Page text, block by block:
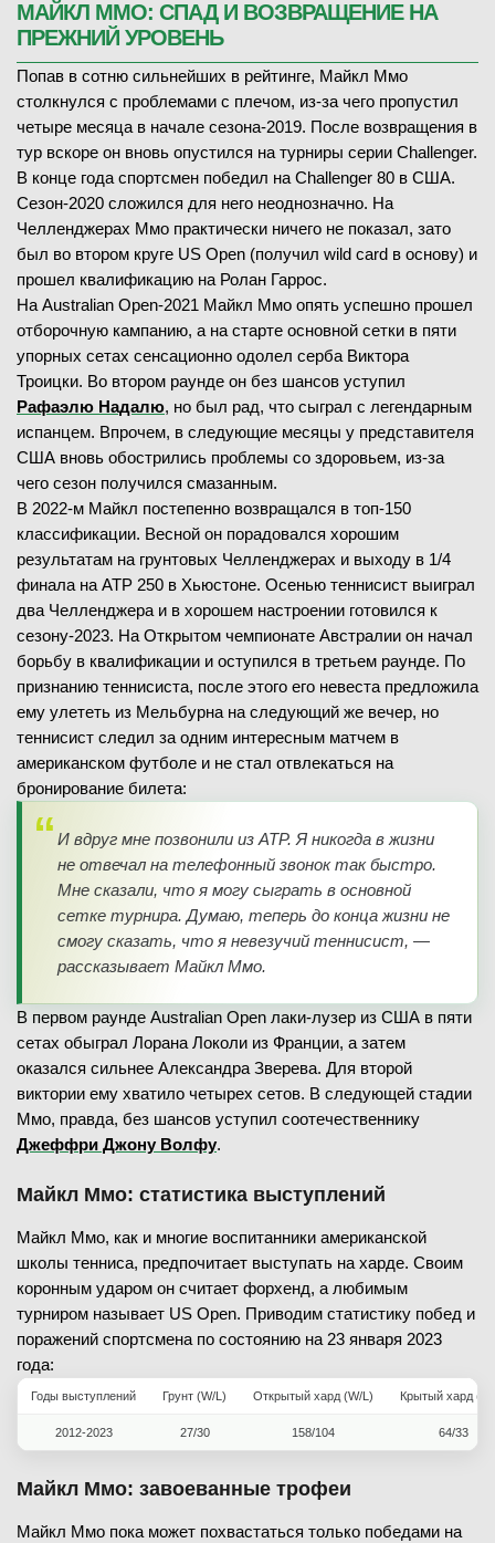
МАЙКЛ ММО: СПАД И ВОЗВРАЩЕНИЕ НА
ПРЕЖНИЙ УРОВЕНЬ
Попав в сотню сильнейших в рейтинге, Майкл Ммо
столкнулся с проблемами с плечом, из-за чего пропустил
четыре месяца в начале сезона-2019. После возвращения в
тур вскоре он вновь опустился на турниры серии Challenger.
В конце года спортсмен победил на Challenger 80 в США.
Сезон-2020 сложился для него неоднозначно. На
Челленджерах Ммо практически ничего не показал, зато
был во втором круге US Open (получил wild card в основу) и
прошел квалификацию на Ролан Гаррос.
На Australian Open-2021 Майкл Ммо опять успешно прошел
отборочную кампанию, а на старте основной сетки в пяти
упорных сетах сенсационно одолел серба Виктора
Троицки. Во втором раунде он без шансов уступил
Рафаэлю Надалю, но был рад, что сыграл с легендарным
испанцем. Впрочем, в следующие месяцы у представителя
США вновь обострились проблемы со здоровьем, из-за
чего сезон получился смазанным.
В 2022-м Майкл постепенно возвращался в топ-150
классификации. Весной он порадовался хорошим
результатам на грунтовых Челленджерах и выходу в 1/4
финала на ATP 250 в Хьюстоне. Осенью теннисист выиграл
два Челленджера и в хорошем настроении готовился к
сезону-2023. На Открытом чемпионате Австралии он начал
борьбу в квалификации и оступился в третьем раунде. По
признанию теннисиста, после этого его невеста предложила
ему улететь из Мельбурна на следующий же вечер, но
теннисист следил за одним интересным матчем в
американском футболе и не стал отвлекаться на
бронирование билета:
И вдруг мне позвонили из ATP. Я никогда в жизни
не отвечал на телефонный звонок так быстро.
Мне сказали, что я могу сыграть в основной
сетке турнира. Думаю, теперь до конца жизни не
смогу сказать, что я невезучий теннисист, —
рассказывает Майкл Ммо.
В первом раунде Australian Open лаки-лузер из США в пяти
сетах обыграл Лорана Локоли из Франции, а затем
оказался сильнее Александра Зверева. Для второй
виктории ему хватило четырех сетов. В следующей стадии
Ммо, правда, без шансов уступил соотечественнику
Джеффри Джону Волфу.
Майкл Ммо: статистика выступлений
Майкл Ммо, как и многие воспитанники американской
школы тенниса, предпочитает выступать на харде. Своим
коронным ударом он считает форхенд, а любимым
турниром называет US Open. Приводим статистику побед и
поражений спортсмена по состоянию на 23 января 2023
года:
Годы выступлений Грунт (W/L) Открытый хард (W/L) Крытый хард
2012-2023 27/30 158/104 64/33
Майкл Ммо: завоеванные трофеи
Майкл Ммо пока может похвастаться только победами на